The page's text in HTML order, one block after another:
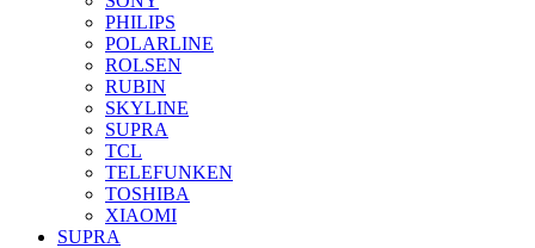
PHILIPS
POLARLINE
ROLSEN
RUBIN
SKYLINE
SUPRA
TCL
TELEFUNKEN
TOSHIBA
XIAOMI
SUPRA